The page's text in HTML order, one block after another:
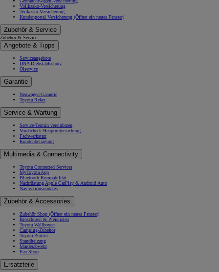
Vollkasko-Versicherung
Teilkasko-Versicherung
Kundenportal Versicherung (Öffnet ein neues Fenster)
Zubehör & Service
Zubehör & Service
Angebote & Tipps
Serviceangebote
DNA Diebstahlschutz
Ölservice
Garantie
Neuwagen-Garantie
Toyota Relax
Service & Wartung
Service-Termin vereinbaren
Vorabcheck Hauptuntersuchung
Fachwerkstatt
Kundenbefragung
Multimedia & Connectivity
Toyota Connected Services
MyToyota App
Bluetooth Kompabilität
Nachrüstung Apple CarPlay & Android Auto
Navigationsupdates
Zubehör & Accessories
Zubehör Shop (Öffnet ein neues Fenster)
Broschüren & Preislisten
Toyota Wallboxen
Camping-Zubehör
Toyota Protect
Standheizung
Marderabwehr
Fan Shop
Ersatzteile